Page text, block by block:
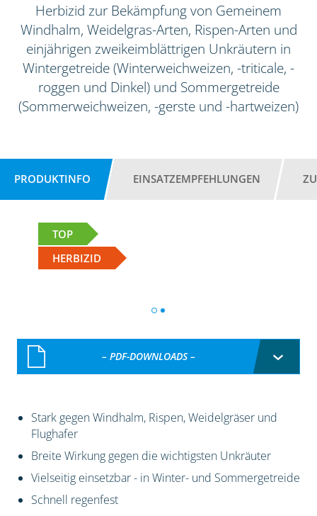
Herbizid zur Bekämpfung von Gemeinem
Windhalm, Weidelgras-Arten, Rispen-Arten und
einjährigen zweikeimblättrigen Unkräutern in
Wintergetreide (Winterweichweizen, -triticale, -
roggen und Dinkel) und Sommergetreide
(Sommerweichweizen, -gerste und -hartweizen)
PRODUKTINFO EINSATZEMPFEHLUNGEN
TOP
HERBIZID
– PDF-DOWNLOADS –
Stark gegen Windhalm, Rispen, Weidelgräser und
Flughafer
Breite Wirkung gegen die wichtigsten Unkräuter
Vielseitig einsetzbar - in Winter- und Sommergetreide
Schnell regenfest